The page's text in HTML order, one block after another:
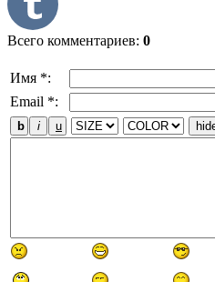
Всего комментариев: 0
Имя *:
Email *: